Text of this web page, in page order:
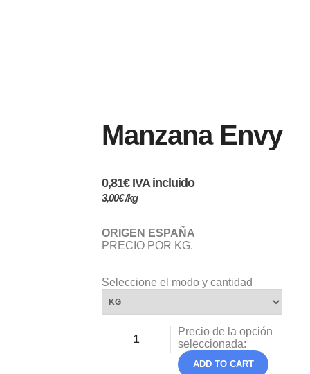
Manzana Envy
0,81€ IVA incluido
3,00€/kg
ORIGEN ESPAÑA
PRECIO POR KG.
Seleccione el modo y cantidad
Precio de la opción
seleccionada:
ADD TO CART